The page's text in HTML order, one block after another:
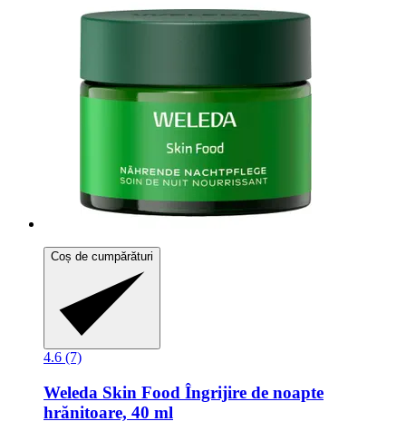
Coș de cumpărături
4.6 (7)
Weleda Skin Food Îngrijire de noapte
hrănitoare, 40 ml